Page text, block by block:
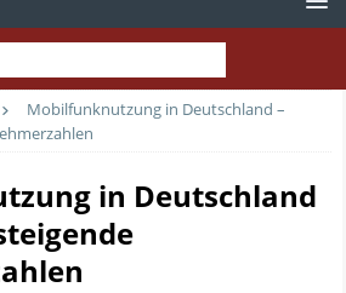
Mobilfunknutzung in Deutschland –
in Deutschland